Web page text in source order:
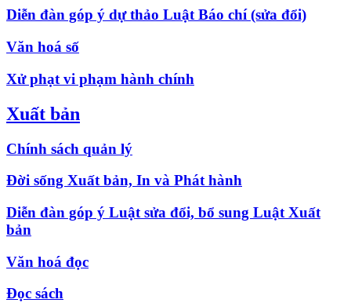
Diễn đàn góp ý dự thảo Luật Báo chí (sửa đổi)
Văn hoá số
Xử phạt vi phạm hành chính
Xuất bản
Chính sách quản lý
Đời sống Xuất bản, In và Phát hành
Diễn đàn góp ý Luật sửa đổi, bổ sung Luật Xuất
bản
Văn hoá đọc
Đọc sách